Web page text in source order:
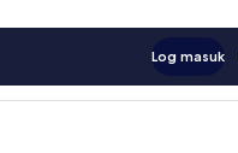
Log masuk